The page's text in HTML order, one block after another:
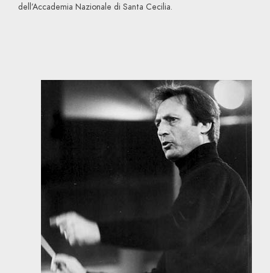
dell’Accademia Nazionale di Santa Cecilia.